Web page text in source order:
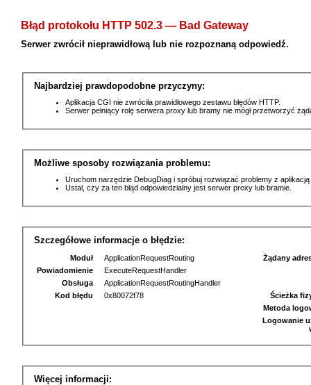
Błąd protokołu HTTP 502.3 — Bad Gateway
Serwer zwrócił nieprawidłową lub nie rozpoznaną odpowiedź.
Najbardziej prawdopodobne przyczyny:
Aplikacja CGI nie zwróciła prawidłowego zestawu błędów HTTP.
Serwer pełniący rolę serwera proxy lub bramy nie mógł przetworzyć
Możliwe sposoby rozwiązania problemu:
Uruchom narzędzie DebugDiag i spróbuj rozwiązać problemy z
Ustal, czy za ten błąd odpowiedzialny jest serwer proxy lub bramie.
Szczegółowe informacje o błędzie:
Moduł
ApplicationRequestRouting
Powiadomienie
ExecuteRequestHandler
Obsługa
ApplicationRequestRoutingHandler
Kod błędu
0x80072f78
Żądany
Ścieżka
Metoda
Logowanie
Więcej informacji: